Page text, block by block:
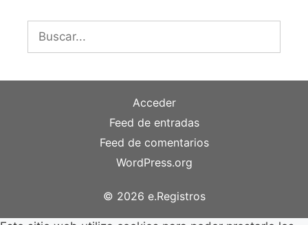
Acceder
Feed de entradas
Feed de comentarios
WordPress.org
© 2026 e.Registros